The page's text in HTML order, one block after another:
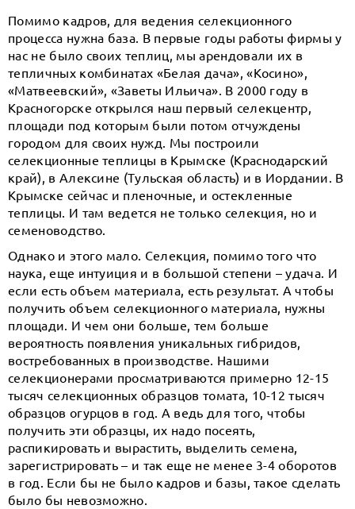
Помимо кадров, для ведения селекционного
процесса нужна база. В первые годы работы фирмы у
нас не было своих теплиц, мы арендовали их в
тепличных комбинатах «Белая дача», «Косино»,
«Матвеевский», «Заветы Ильича». В 2000 году в
Красногорске открылся наш первый селекцентр,
площади под которым были потом отчуждены
городом для своих нужд. Мы построили
селекционные теплицы в Крымске (Краснодарский
край), в Алексине (Тульская область) и в Иордании. В
Крымске сейчас и пленочные, и остекленные
теплицы. И там ведется не только селекция, но и
семеноводство.
Однако и этого мало. Селекция, помимо того что
наука, еще интуиция и в большой степени – удача. И
если есть объем материала, есть результат. А чтобы
получить объем селекционного материала, нужны
площади. И чем они больше, тем больше
вероятность появления уникальных гибридов,
востребованных в производстве. Нашими
селекционерами просматриваются примерно 12-15
тысяч селекционных образцов томата, 10-12 тысяч
образцов огурцов в год. А ведь для того, чтобы
получить эти образцы, их надо посеять,
распикировать и вырастить, выделить семена,
зарегистрировать – и так еще не менее 3-4 оборотов
в год. Если бы не было кадров и базы, такое сделать
было бы невозможно.